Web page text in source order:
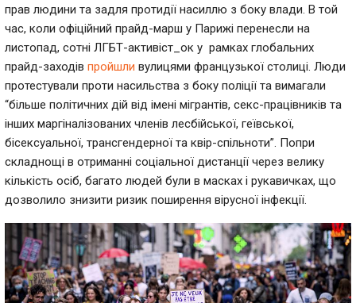
прав людини та задля протидії насиллю з боку влади. В той
час, коли офіційний прайд-марш у Парижі перенесли на
листопад, сотні ЛГБТ-активіст_ок у рамках глобальних
прайд-заходів пройшли вулицями французької столиці. Люди
протестували проти насильства з боку поліції та вимагали
“більше політичних дій від імені мігрантів, секс-працівників та
інших маргіналізованих членів лесбійської, геївської,
бісексуальної, трансгендерної та квір-спільноти”. Попри
складнощі в отриманні соціальної дистанції через велику
кількість осіб, багато людей були в масках і рукавичках, що
дозволило знизити ризик поширення вірусної інфекції.